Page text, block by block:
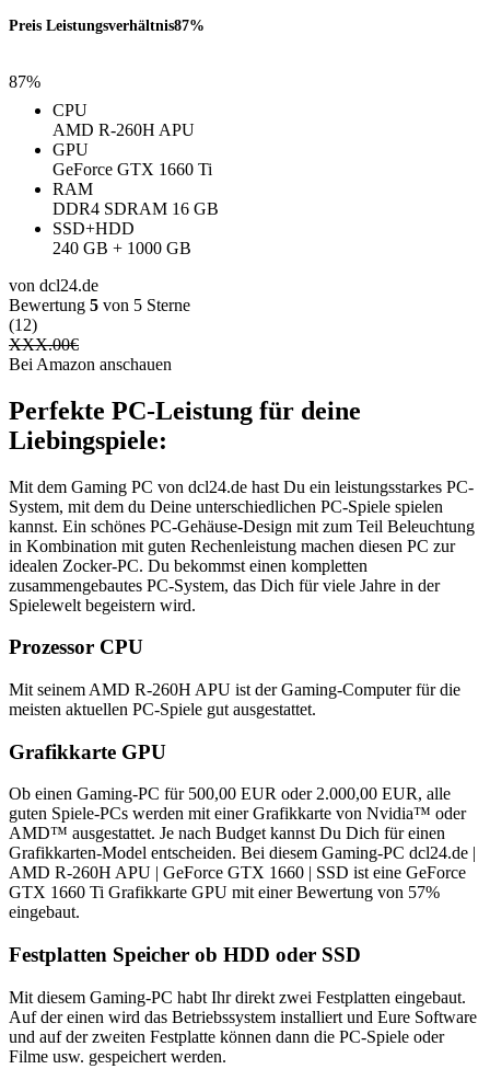
Preis Leistungsverhältnis87%
87%
CPU
AMD R-260H APU
GPU
GeForce GTX 1660 Ti
RAM
DDR4 SDRAM 16 GB
SSD+HDD
240 GB + 1000 GB
von dcl24.de
Bewertung 5 von 5 Sterne
(12)
XXX.00€
Bei Amazon anschauen
Perfekte PC-Leistung für deine
Liebingspiele:
Mit dem Gaming PC von dcl24.de hast Du ein leistungsstarkes PC-
System, mit dem du Deine unterschiedlichen PC-Spiele spielen
kannst. Ein schönes PC-Gehäuse-Design mit zum Teil Beleuchtung
in Kombination mit guten Rechenleistung machen diesen PC zur
idealen Zocker-PC. Du bekommst einen kompletten
zusammengebautes PC-System, das Dich für viele Jahre in der
Spielewelt begeistern wird.
Prozessor CPU
Mit seinem AMD R-260H APU ist der Gaming-Computer für die
meisten aktuellen PC-Spiele gut ausgestattet.
Grafikkarte GPU
Ob einen Gaming-PC für 500,00 EUR oder 2.000,00 EUR, alle
guten Spiele-PCs werden mit einer Grafikkarte von Nvidia™ oder
AMD™ ausgestattet. Je nach Budget kannst Du Dich für einen
Grafikkarten-Model entscheiden. Bei diesem Gaming-PC dcl24.de |
AMD R-260H APU | GeForce GTX 1660 | SSD ist eine GeForce
GTX 1660 Ti Grafikkarte GPU mit einer Bewertung von 57%
eingebaut.
Festplatten Speicher ob HDD oder SSD
Mit diesem Gaming-PC habt Ihr direkt zwei Festplatten eingebaut.
Auf der einen wird das Betriebssystem installiert und Eure Software
und auf der zweiten Festplatte können dann die PC-Spiele oder
Filme usw. gespeichert werden.